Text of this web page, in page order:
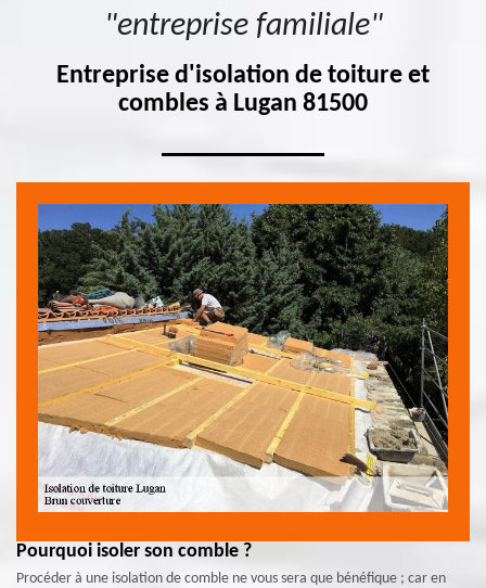
"entreprise familiale"
Entreprise d'isolation de toiture et
combles à Lugan 81500
Pourquoi isoler son comble ?
Procéder à une isolation de comble ne vous sera que bénéfique ; car en